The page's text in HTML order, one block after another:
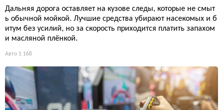
Дальняя дорога оставляет на кузове следы, которые не смыт
ь обычной мойкой. Лучшие средства убирают насекомых и б
итум без усилий, но за скорость приходится платить запахом
и масляной плёнкой.
Авто 1 168